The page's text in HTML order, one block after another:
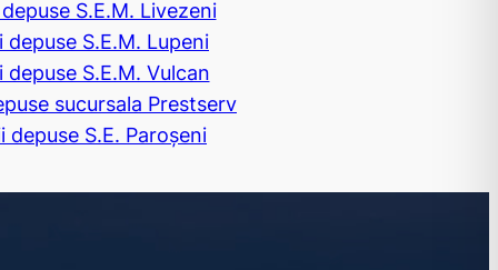
S.E.M. Livezeni
depuse S.E.M. Lupeni
depuse S.E.M. Vulcan
sucursala Prestserv
depuse S.E. Paroșeni